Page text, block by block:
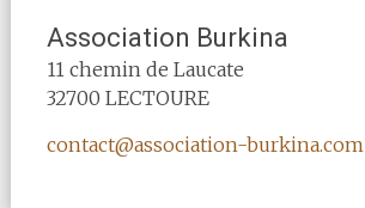
Association Burkina
11 chemin de Laucate
32700 LECTOURE
contact@association-burkina.com